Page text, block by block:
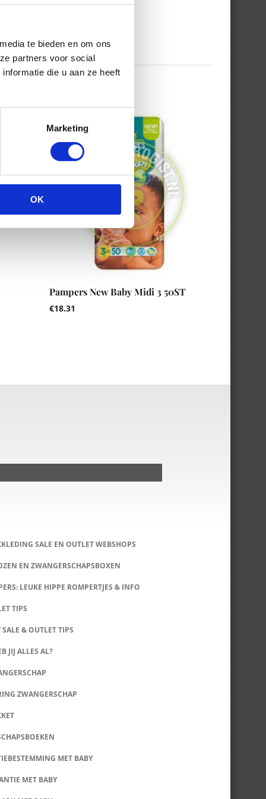
te bieden en om ons
partners voor social
die u aan ze heeft
Marketing
OK
Pampers New Baby Midi 3 50ST
€18.31
SALE EN OUTLET WEBSHOPS
EN ZWANGERSCHAPSBOXEN
LEUKE HIPPE ROMPERTJES & INFO
TIPS
SALE & OUTLET TIPS
JIJ ALLES AL?
ZWANGERSCHAP
MET BABY
MET BABY